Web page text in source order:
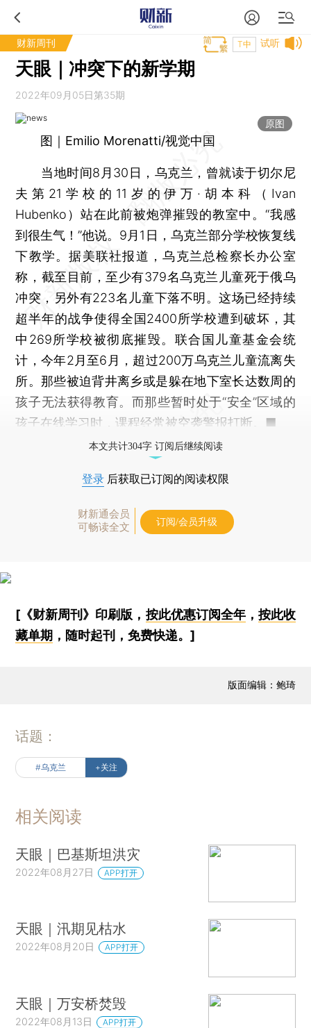
财新周刊 试听
T中
天眼｜冲突下的新学期
2022年09月05日第35期
原图
图｜Emilio Morenatti/视觉中国
当地时间8月30日，乌克兰，曾就读于切尔尼
夫第21学校的11岁的伊万·胡本科（Ivan
Hubenko）站在此前被炮弹摧毁的教室中。“我感
到很生气！”他说。9月1日，乌克兰部分学校恢复线
下教学。据美联社报道，乌克兰总检察长办公室
称，截至目前，至少有379名乌克兰儿童死于俄乌
冲突，另外有223名儿童下落不明。这场已经持续
超半年的战争使得全国2400所学校遭到破坏，其
中269所学校被彻底摧毁。联合国儿童基金会统
计，今年2月至6月，超过200万乌克兰儿童流离失
所。那些被迫背井离乡或是躲在地下室长达数周的
孩子无法获得教育。而那些暂时处于“安全”区域的
孩子在线学习时，课程经常被空袭警报打断。■
本文共计304字 订阅后继续阅读
登录 后获取已订阅的阅读权限
财新通会员
可畅读全文
订阅/会员升级
[《财新周刊》印刷版， 按此优惠订阅全年， 按此收
藏单期 ，随时起刊，免费快递。]
版面编辑：鲍琦
话题：
#乌克兰 +关注
相关阅读
天眼｜巴基斯坦洪灾
2022年08月27日 APP打开
天眼｜汛期见枯水
2022年08月20日 APP打开
天眼｜万安桥焚毁
2022年08月13日 APP打开